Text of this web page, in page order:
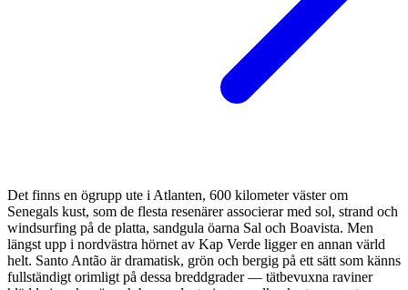
Det finns en ögrupp ute i Atlanten, 600 kilometer väster om
Senegals kust, som de flesta resenärer associerar med sol, strand och
windsurfing på de platta, sandgula öarna Sal och Boavista. Men
längst upp i nordvästra hörnet av Kap Verde ligger en annan värld
helt. Santo Antão är dramatisk, grön och bergig på ett sätt som känns
fullständigt orimligt på dessa breddgrader — tätbevuxna raviner